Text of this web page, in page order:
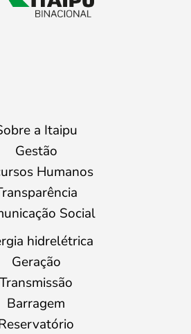
a Itaipu
Gestão
Humanos
Social
hidrelétrica
Geração
Transmissão
Barragem